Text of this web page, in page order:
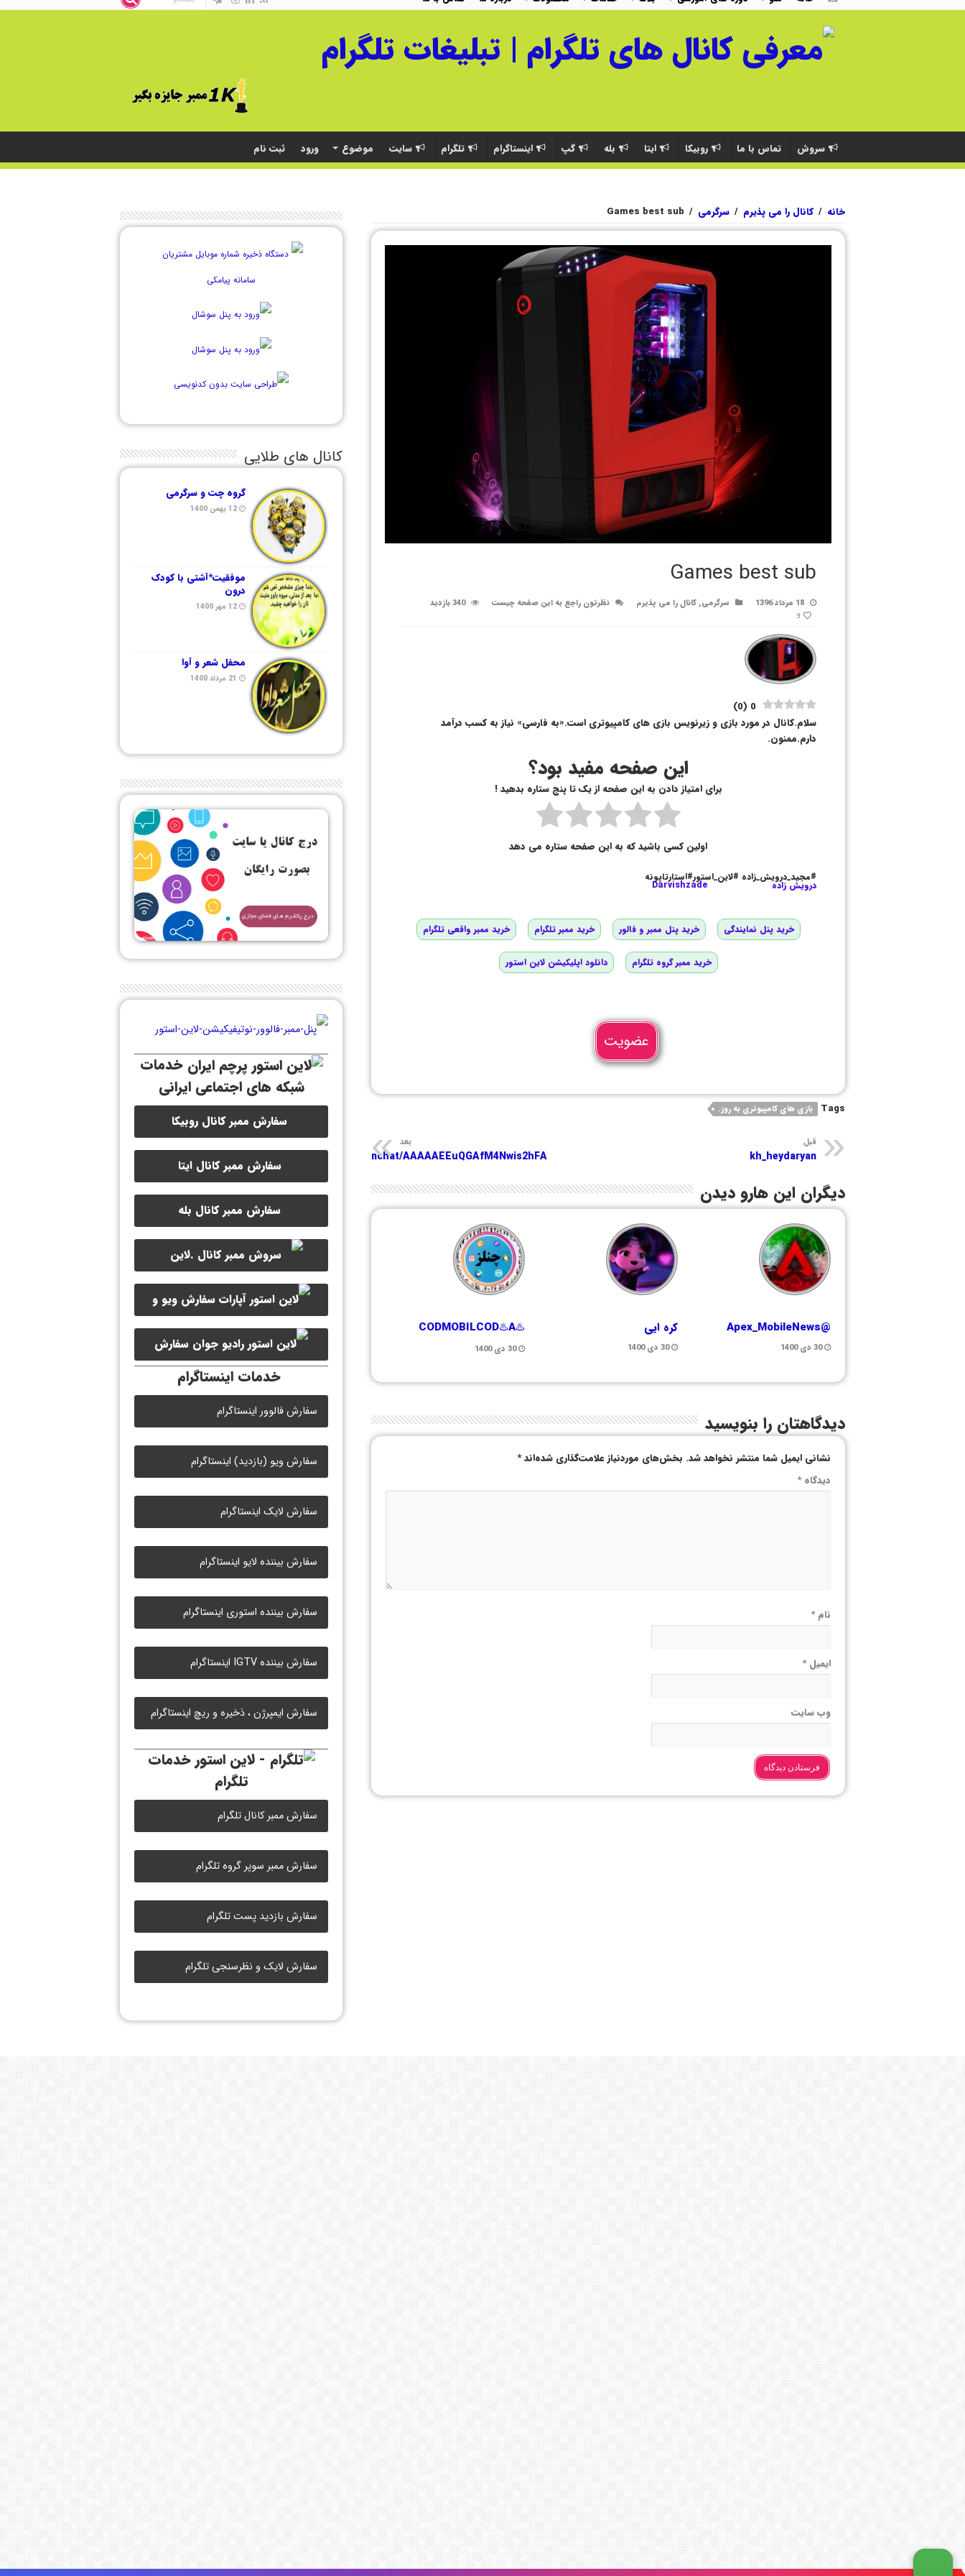
سروش تماس با ما روبیکا ایتا بله گپ اینستاگرام تلگرام سایت موضوع ورود ثبت نام
خانه / کانال را می پذیرم / سرگرمی /
Games best sub
Games best sub
18 مرداد 1396 سرگرمی,کانال را می پذیرم نظرتون راجع به این صفحه چیست 340 بازدید
9
0
(
0
)
سلام.کانال در مورد بازی و زیرنویس بازی های کامپیوتری است.«به فارسی» نیاز به کسب درآمد
دارم.ممنون.
این صفحه مفید بود؟
برای امتیاز دادن به این صفحه از یک تا پنج ستاره بدهید !
اولین کسی باشید که به این صفحه ستاره می دهد
#مجید_درویش_زاده #لاین_استور#استارتاپونه
درویش زاده Darvishzade
خرید پنل نمایندگی خرید پنل ممبر و فالور خرید ممبر تلگرام خرید ممبر واقعی تلگرام
خرید ممبر گروه تلگرام دانلود اپلیکیشن لاین استور
عضویت
Tags بازی های کامپیوتری به روز.
قبل
kh_heydaryan
بعد
https://t.me/joinchat/AAAAAEEuQGAfM4Nwis2hFA
دیگران این هارو دیدن
@Apex_MobileNews
30 دی 1400
کره ایی
30 دی 1400
♨️CODMOBILCOD♨️A
30 دی 1400
دیدگاهتان را بنویسید
نشانی ایمیل شما منتشر نخواهد شد. بخش‌های موردنیاز علامت‌گذاری شده‌اند*
دیدگاه*
نام*
ایمیل*
وب‌ سایت
کانال های طلایی
گروه چت و سرگرمی
12 بهمن 1400
موفقیت*آشتی با کودک
درون
12 مهر 1400
محفل شعر و آوا
21 مرداد 1400
خدمات
شبکه های اجتماعی ایرانی
سفارش ممبر کانال روبیکا
سفارش ممبر کانال ایتا
سفارش ممبر کانال بله
سفارش ممبر کانال سروش
سفارش ویو و
لایک ویدیو آپارات
سفارش
لایک رادیو جوان
خدمات اینستاگرام
سفارش فالوور اینستاگرام
سفارش ویو (بازدید) اینستاگرام
سفارش لایک اینستاگرام
سفارش بیننده لایو اینستاگرام
سفارش بیننده استوری اینستاگرام
سفارش بیننده IGTV اینستاگرام
سفارش ایمپرژن ، ذخیره و ریچ اینستاگرام
خدمات
تلگرام
سفارش ممبر کانال تلگرام
سفارش ممبر سوپر گروه تلگرام
سفارش بازدید پست تلگرام
سفارش لایک و نظرسنجی تلگرام